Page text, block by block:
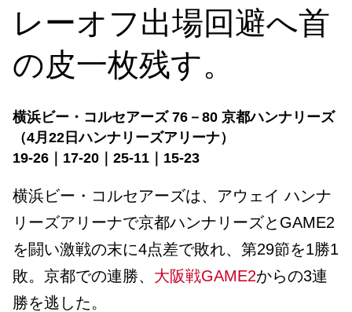
レーオフ出場回避へ首
の皮一枚残す。
横浜ビー・コルセアーズ 76－80 京都ハンナリーズ
（4月22日ハンナリーズアリーナ）
19-26｜17-20｜25-11｜15-23
横浜ビー・コルセアーズは、アウェイ ハンナ
リーズアリーナで京都ハンナリーズとGAME2
を闘い激戦の末に4点差で敗れ、第29節を1勝1
敗。京都での連勝、 大阪戦GAME2からの3連
勝を逃した。